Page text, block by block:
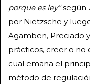
porque es ley”según
por Nietzsche y
Agamben, Preciado
prácticos, creer o no
cual emana el
método de